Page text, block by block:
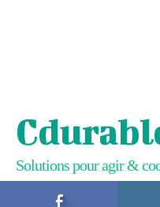
Solutions pour agir &